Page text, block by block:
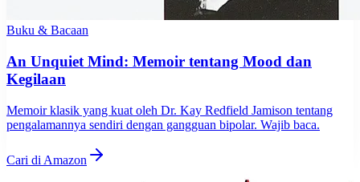
Buku & Bacaan
An Unquiet Mind: Memoir tentang Mood dan
Kegilaan
Memoir klasik yang kuat oleh Dr. Kay Redfield Jamison tentang
pengalamannya sendiri dengan gangguan bipolar. Wajib baca.
Cari di Amazon